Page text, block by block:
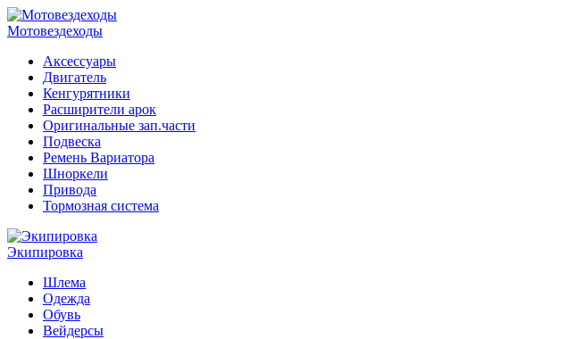
Мотовездеходы
Аксессуары
Двигатель
Кенгурятники
Расширители арок
Оригинальные зап.части
Подвеска
Ремень Вариатора
Шноркели
Привода
Тормозная система
Экипировка
Шлема
Одежда
Обувь
Вейдерсы